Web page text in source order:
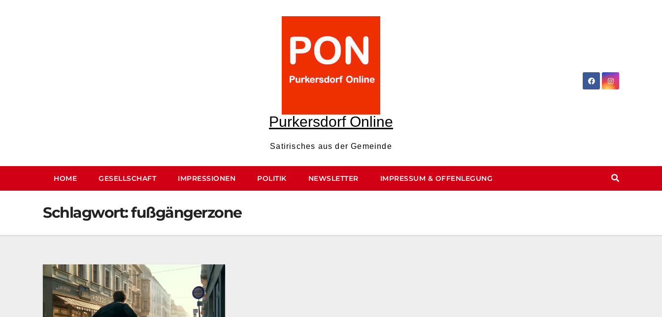
Purkersdorf Online
Satirisches aus der Gemeinde
HOME GESELLSCHAFT IMPRESSIONEN POLITIK NEWSLETTER IMPRESSUM & OFFENLEGUNG
Schlagwort:fußgängerzone